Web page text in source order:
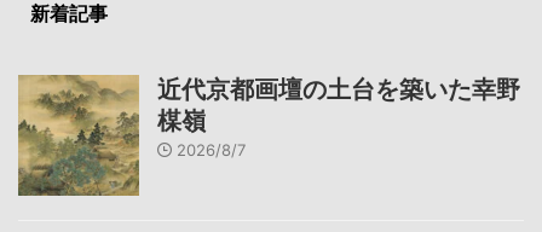
新着記事
近代京都画壇の土台を築いた幸野
楳嶺
2026/8/7